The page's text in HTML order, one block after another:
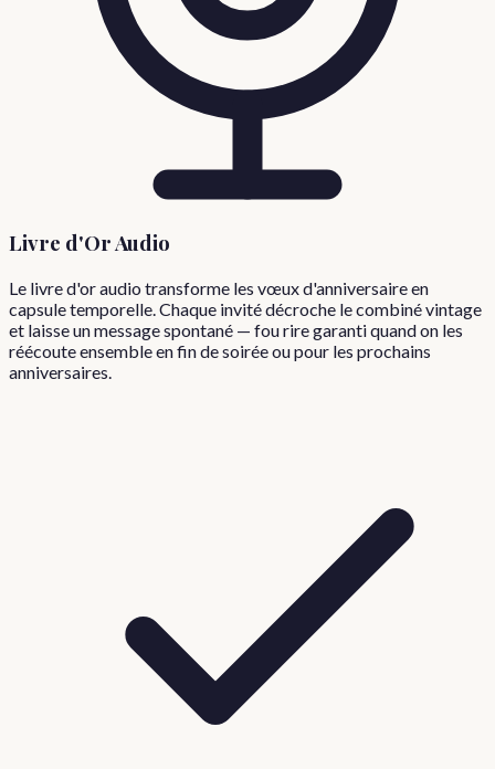
Livre d'Or Audio
Le livre d'or audio transforme les vœux d'anniversaire en
capsule temporelle. Chaque invité décroche le combiné vintage
et laisse un message spontané — fou rire garanti quand on les
réécoute ensemble en fin de soirée ou pour les prochains
anniversaires.